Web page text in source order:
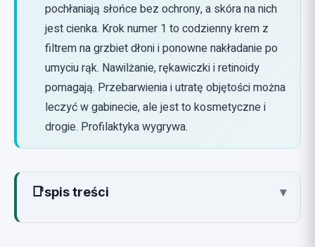
pochłaniają słońce bez ochrony, a skóra na nich
jest cienka. Krok numer 1 to codzienny krem z
filtrem na grzbiet dłoni i ponowne nakładanie po
umyciu rąk. Nawilżanie, rękawiczki i retinoidy
pomagają. Przebarwienia i utratę objętości można
leczyć w gabinecie, ale jest to kosmetyczne i
drogie. Profilaktyka wygrywa.
📑spis treści ▾